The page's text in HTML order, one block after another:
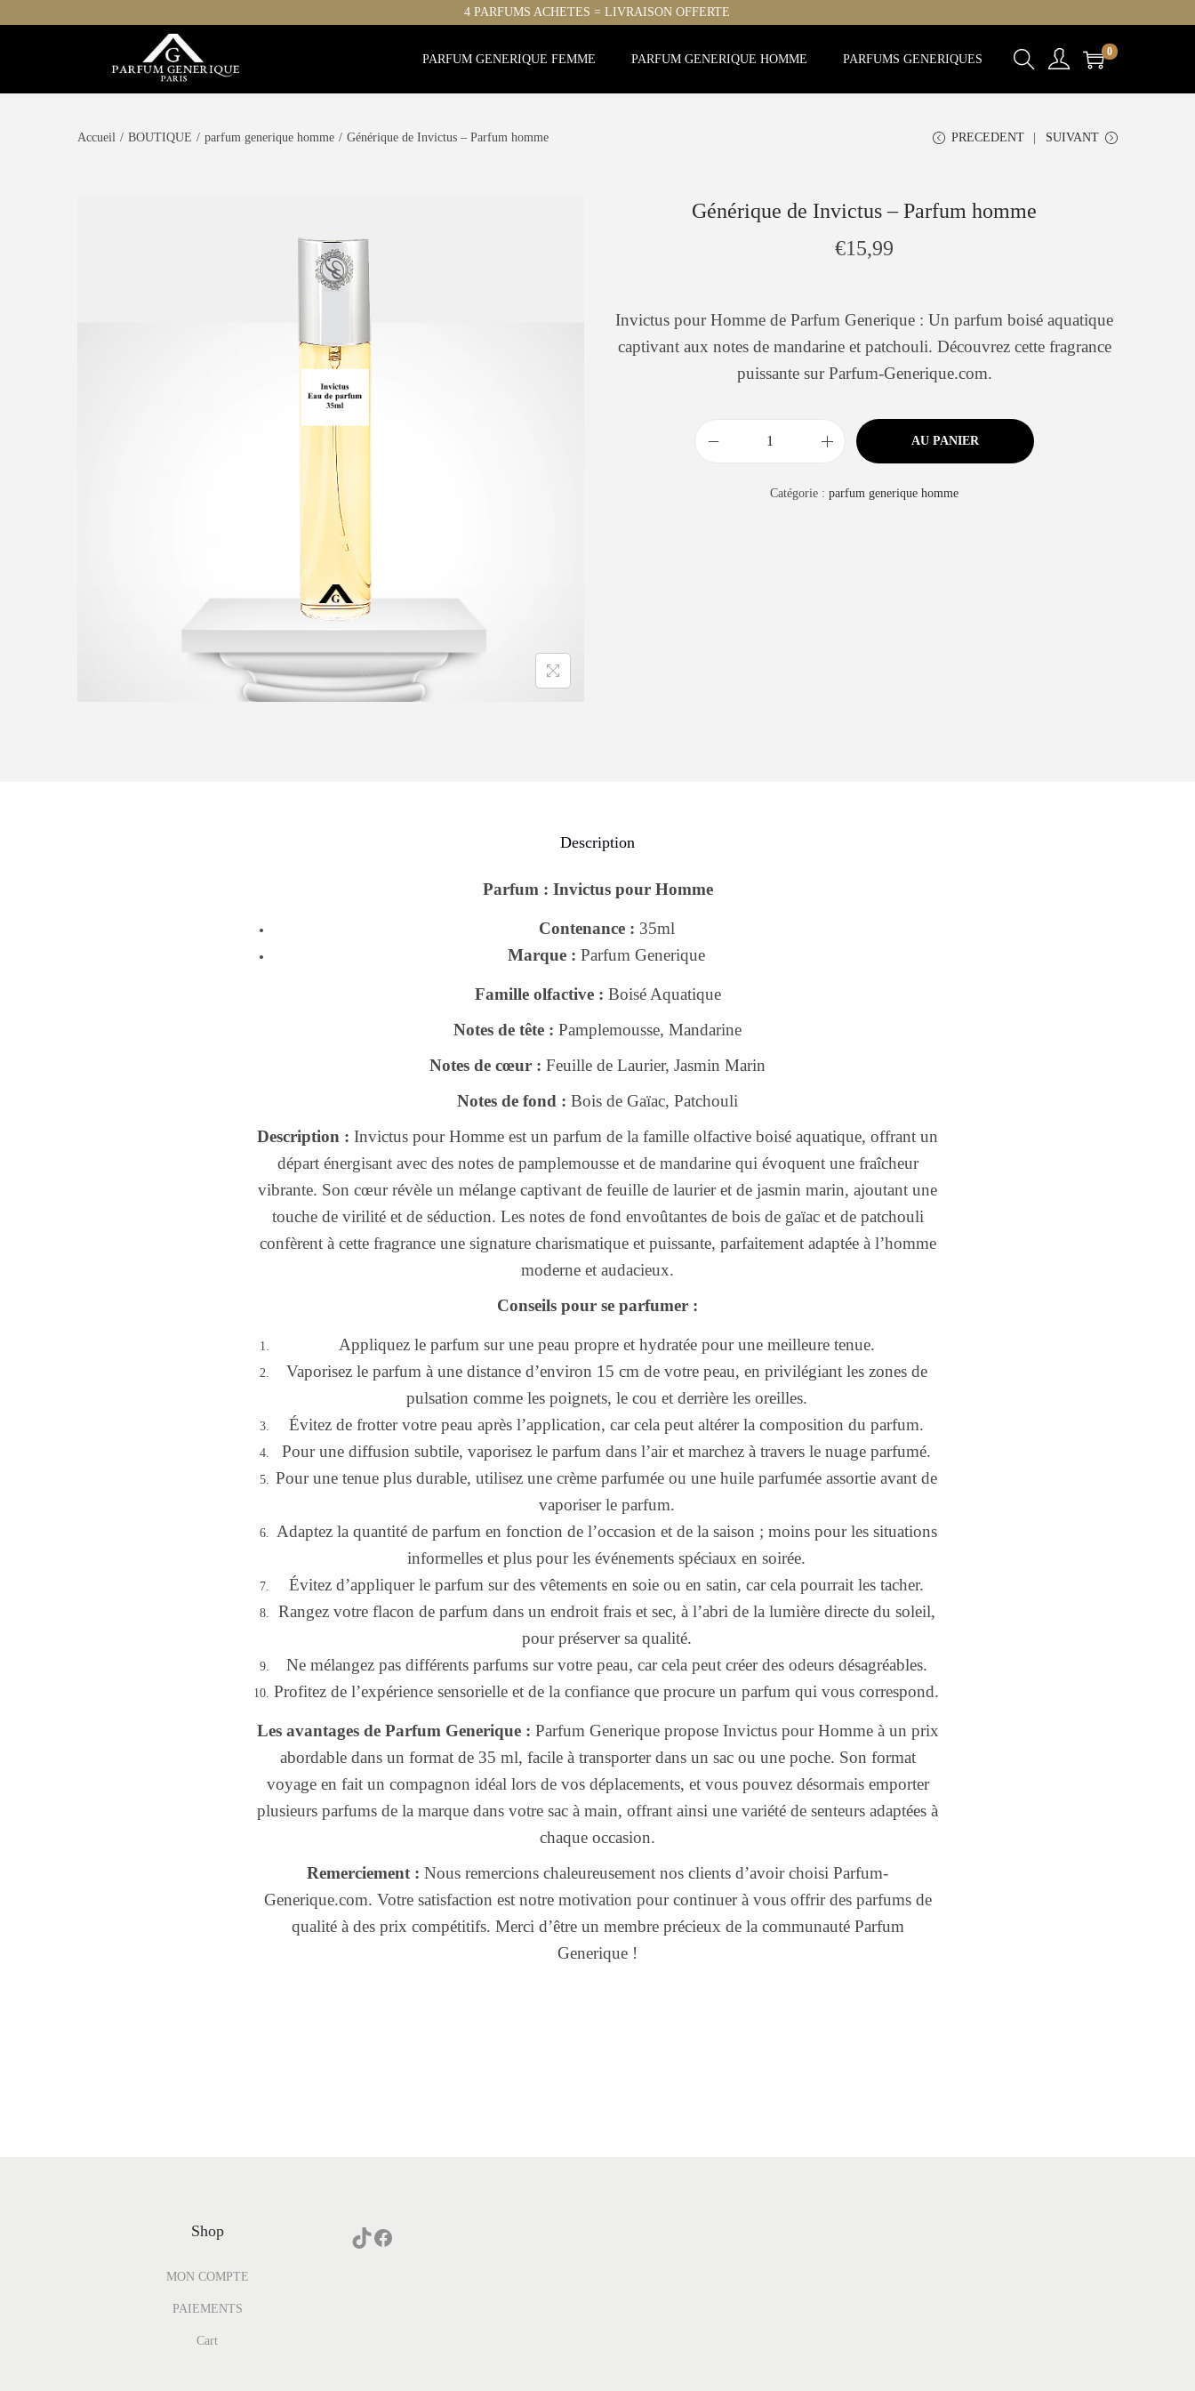
4 PARFUMS ACHETES = LIVRAISON OFFERTE
PARFUM GENERIQUE FEMME PARFUM GENERIQUE HOMME PARFUMS GENERIQUES
0
Accueil / BOUTIQUE / parfum generique homme / Générique de Invictus – Parfum homme PRECEDENT SUIVANT
Générique de Invictus – Parfum homme
€15,99
Invictus pour Homme de Parfum Generique : Un parfum boisé aquatique
captivant aux notes de mandarine et patchouli. Découvrez cette fragrance
puissante sur Parfum-Generique.com.
AU PANIER
Catégorie : parfum generique homme
Description
Parfum : Invictus pour Homme
Contenance : 35ml
Marque : Parfum Generique
Famille olfactive : Boisé Aquatique
Notes de tête : Pamplemousse, Mandarine
Notes de cœur : Feuille de Laurier, Jasmin Marin
Notes de fond : Bois de Gaïac, Patchouli
Description : Invictus pour Homme est un parfum de la famille olfactive boisé aquatique, offrant un
départ énergisant avec des notes de pamplemousse et de mandarine qui évoquent une fraîcheur
vibrante. Son cœur révèle un mélange captivant de feuille de laurier et de jasmin marin, ajoutant une
touche de virilité et de séduction. Les notes de fond envoûtantes de bois de gaïac et de patchouli
confèrent à cette fragrance une signature charismatique et puissante, parfaitement adaptée à l’homme
moderne et audacieux.
Conseils pour se parfumer :
Appliquez le parfum sur une peau propre et hydratée pour une meilleure tenue.
Vaporisez le parfum à une distance d’environ 15 cm de votre peau, en privilégiant les zones de
pulsation comme les poignets, le cou et derrière les oreilles.
Évitez de frotter votre peau après l’application, car cela peut altérer la composition du parfum.
Pour une diffusion subtile, vaporisez le parfum dans l’air et marchez à travers le nuage parfumé.
Pour une tenue plus durable, utilisez une crème parfumée ou une huile parfumée assortie avant de
vaporiser le parfum.
Adaptez la quantité de parfum en fonction de l’occasion et de la saison ; moins pour les situations
informelles et plus pour les événements spéciaux en soirée.
Évitez d’appliquer le parfum sur des vêtements en soie ou en satin, car cela pourrait les tacher.
Rangez votre flacon de parfum dans un endroit frais et sec, à l’abri de la lumière directe du soleil,
pour préserver sa qualité.
Ne mélangez pas différents parfums sur votre peau, car cela peut créer des odeurs désagréables.
Profitez de l’expérience sensorielle et de la confiance que procure un parfum qui vous correspond.
Les avantages de Parfum Generique : Parfum Generique propose Invictus pour Homme à un prix
abordable dans un format de 35 ml, facile à transporter dans un sac ou une poche. Son format
voyage en fait un compagnon idéal lors de vos déplacements, et vous pouvez désormais emporter
plusieurs parfums de la marque dans votre sac à main, offrant ainsi une variété de senteurs adaptées à
chaque occasion.
Remerciement : Nous remercions chaleureusement nos clients d’avoir choisi Parfum-
Generique.com. Votre satisfaction est notre motivation pour continuer à vous offrir des parfums de
qualité à des prix compétitifs. Merci d’être un membre précieux de la communauté Parfum
Generique !
Shop
MON COMPTE
PAIEMENTS
Cart